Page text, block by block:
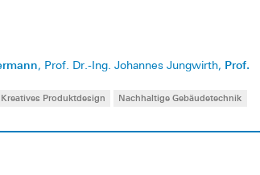
, Prof. Dr.-Ing. Johannes Jungwirth, Prof.
Kreatives Produktdesign Nachhaltige Gebäudetechnik